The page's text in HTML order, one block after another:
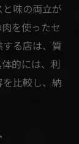
味の両立が
を使ったセ
る店は、質
的には、利
比較し、納